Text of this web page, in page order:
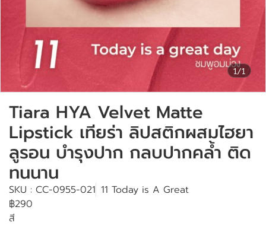
1/1
Tiara HYA Velvet Matte
Lipstick เทียร่า ลิปสติกผสมไฮยา
ลูรอน บำรุงปาก กลบปากคล้ำ ติด
ทนนาน
SKU : CC-0955-021 11 Today is A Great
฿290
สี